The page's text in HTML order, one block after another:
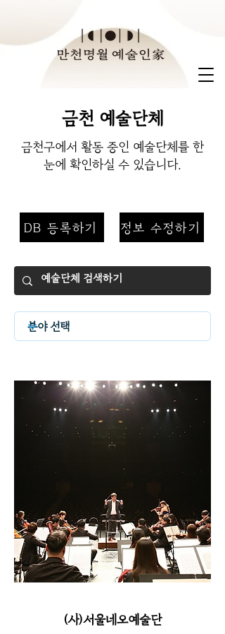
금천 예술단체
​금천구에서 활동 중인 예술단체를 한
눈에 확인하실 수 있습니다.
DB 등록하기 정보 수정하기
(사)서울네오예술단